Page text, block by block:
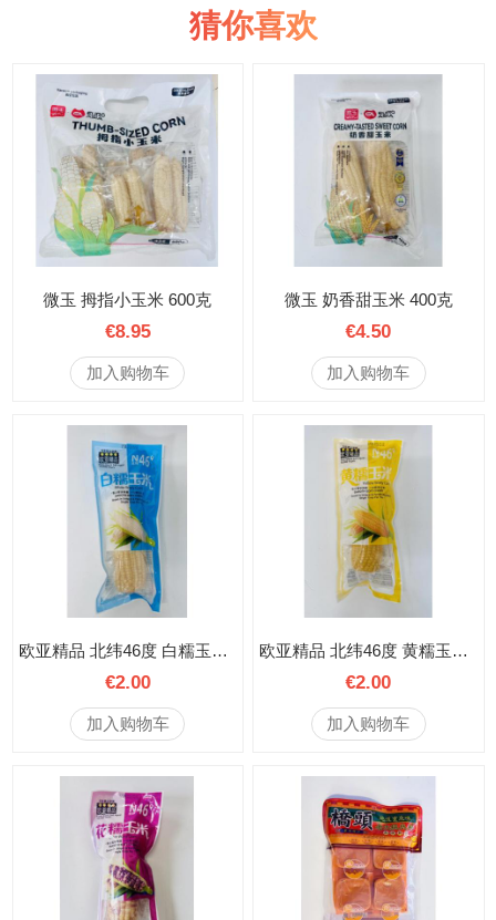
猜你喜欢
微玉 拇指小玉米 600克
€8.95
加入购物车
微玉 奶香甜玉米 400克
€4.50
加入购物车
欧亚精品 北纬46度 白糯玉米 1根
€2.00
加入购物车
欧亚精品 北纬46度 黄糯玉米 1根
€2.00
加入购物车